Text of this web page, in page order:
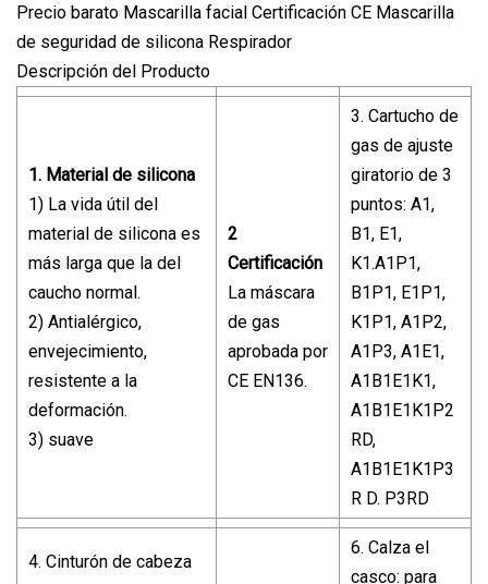
Precio barato Mascarilla facial Certificación CE Mascarilla
de seguridad de silicona Respirador
Descripción del Producto
1. Material de silicona
1) La vida útil del
material de silicona es
más larga que la del
caucho normal.
2) Antialérgico,
envejecimiento,
resistente a la
deformación.
3) suave
2
Certificación
La máscara
de gas
aprobada por
CE EN136.
3. Cartucho de
gas de ajuste
giratorio de 3
puntos: A1,
B1, E1,
K1.A1P1,
B1P1, E1P1,
K1P1, A1P2,
A1P3, A1E1,
A1B1E1K1,
A1B1E1K1P2
RD,
A1B1E1K1P3
R D. P3RD
4. Cinturón de cabeza
6. Calza el
casco: para